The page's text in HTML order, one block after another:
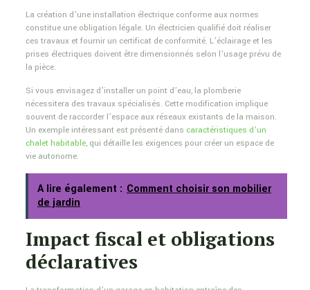
La création d’une installation électrique conforme aux normes
constitue une obligation légale. Un électricien qualifié doit réaliser
ces travaux et fournir un certificat de conformité. L’éclairage et les
prises électriques doivent être dimensionnés selon l’usage prévu de
la pièce.
Si vous envisagez d’installer un point d’eau, la plomberie
nécessitera des travaux spécialisés. Cette modification implique
souvent de raccorder l’espace aux réseaux existants de la maison.
Un exemple intéressant est présenté dans caractéristiques d’un
chalet habitable, qui détaille les exigences pour créer un espace de
vie autonome.
A lire également : Comment choisir son mobilier
de jardin
Impact fiscal et obligations
déclaratives